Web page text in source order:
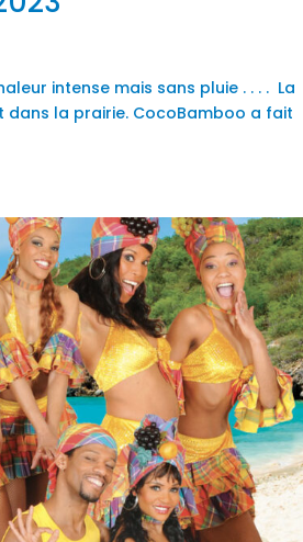
intense mais sans pluie . . . . La
dans la prairie. CocoBamboo a fait